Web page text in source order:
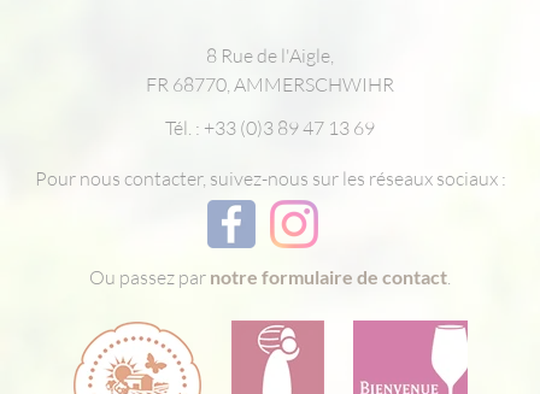
8 Rue de l'Aigle,
FR 68770, AMMERSCHWIHR
Tél. : +33 (0)3 89 47 13 69
Pour nous contacter, suivez-nous sur les réseaux sociaux :
Ou passez par notre formulaire de contact.